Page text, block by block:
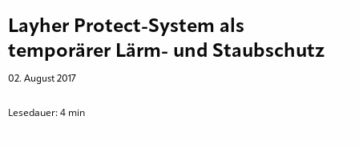
Layher Protect-System als
temporärer Lärm- und Staubschutz
02. August 2017
Lesedauer:4 min